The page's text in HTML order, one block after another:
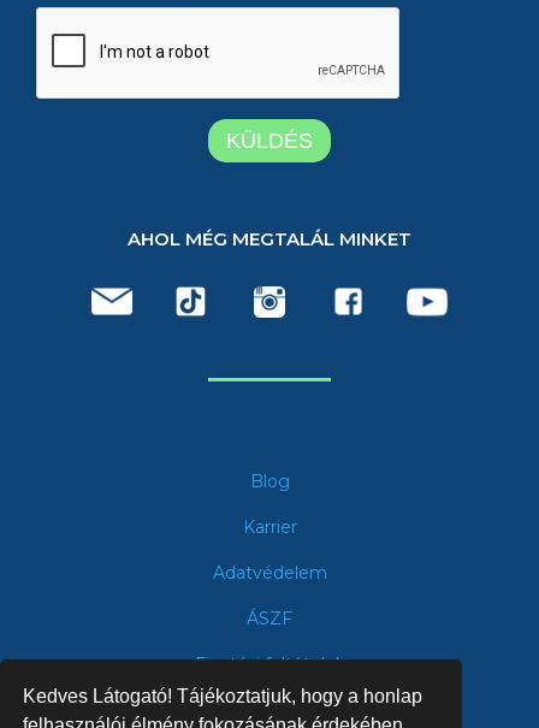
Kedves Látogató! Tájékoztatjuk, hogy a honlap
AHOL MÉG MEGTALÁL MINKET
Blog
Karrier
Adatvédelem
ÁSZF
Fizetési feltételek